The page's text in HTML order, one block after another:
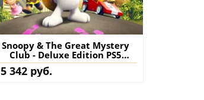
Snoopy & The Great Mystery
Club - Deluxe Edition PS5
(Индия) купить игру на
аккаунт
5 342 руб.